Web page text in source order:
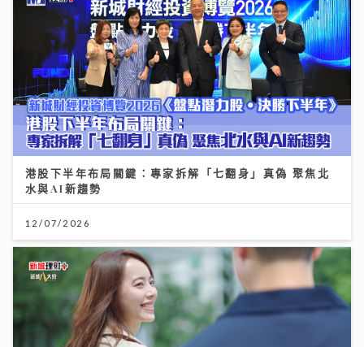
港股下半年布局關鍵：專家拆解「七翻身」真偽 聚焦北
水與AI新趨勢
12/07/2026